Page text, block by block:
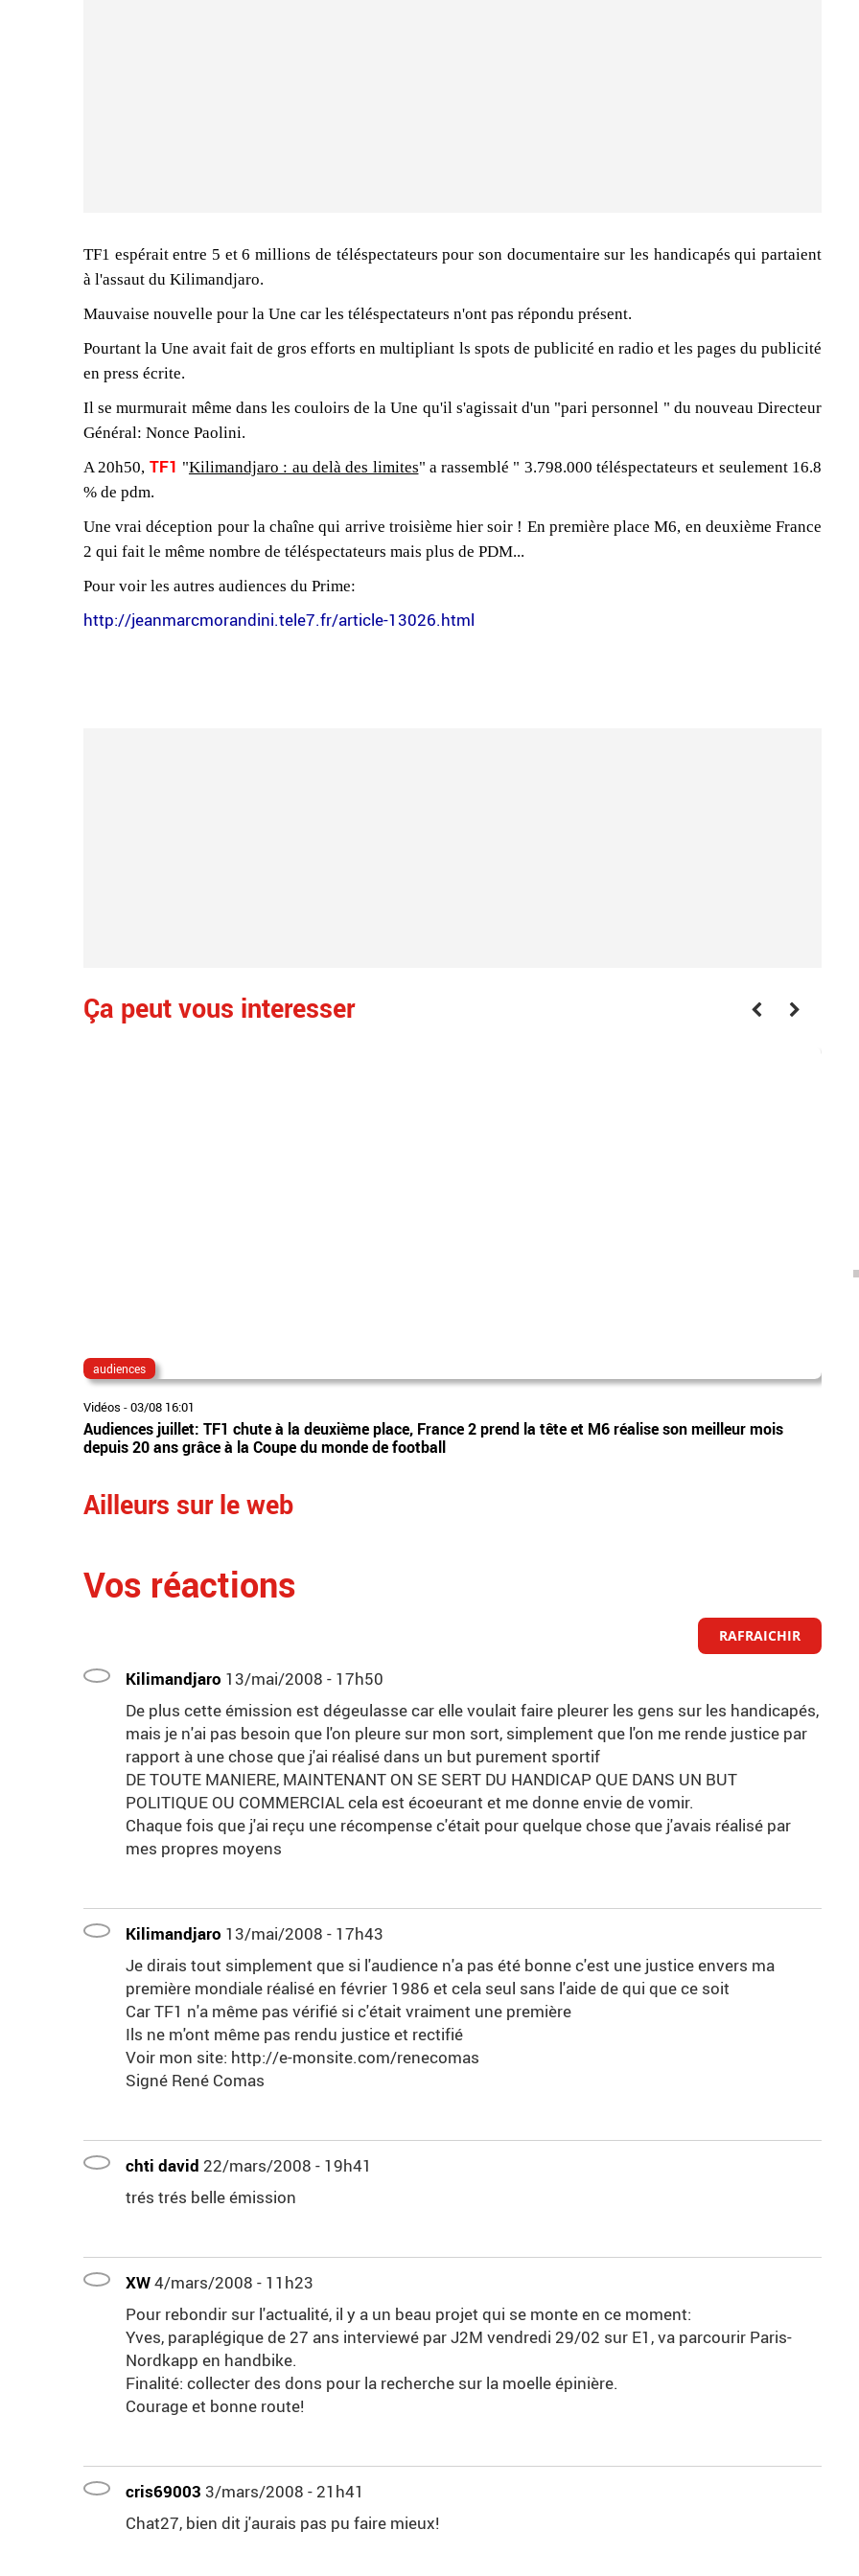
TF1 espérait entre 5 et 6 millions de téléspectateurs pour son documentaire sur les handicapés qui partaient
à l'assaut du Kilimandjaro.
Mauvaise nouvelle pour la Une car les téléspectateurs n'ont pas répondu présent.
Pourtant la Une avait fait de gros efforts en multipliant ls spots de publicité en radio et les pages du publicité
en press écrite.
Il se murmurait même dans les couloirs de la Une qu'il s'agissait d'un "pari personnel " du nouveau Directeur
Général: Nonce Paolini.
A 20h50, TF1 "Kilimandjaro : au delà des limites" a rassemblé " 3.798.000 téléspectateurs et seulement 16.8
% de pdm.
Une vrai déception pour la chaîne qui arrive troisième hier soir ! En première place M6, en deuxième France
2 qui fait le même nombre de téléspectateurs mais plus de PDM...
Pour voir les autres audiences du Prime:
http://jeanmarcmorandini.tele7.fr/article-13026.html
Ça peut vous interesser
audiences
Vidéos -03/08 16:01
Audiences juillet: TF1 chute à la deuxième place, France 2 prend la tête et M6 réalise son meilleur mois
depuis 20 ans grâce à la Coupe du monde de football
Ailleurs sur le web
Vos réactions
RAFRAICHIR
Kilimandjaro 13/mai/2008 - 17h50
De plus cette émission est dégeulasse car elle voulait faire pleurer les gens sur les handicapés,
mais je n'ai pas besoin que l'on pleure sur mon sort, simplement que l'on me rende justice par
rapport à une chose que j'ai réalisé dans un but purement sportif
DE TOUTE MANIERE, MAINTENANT ON SE SERT DU HANDICAP QUE DANS UN BUT
POLITIQUE OU COMMERCIAL cela est écoeurant et me donne envie de vomir.
Chaque fois que j'ai reçu une récompense c'était pour quelque chose que j'avais réalisé par
mes propres moyens
Kilimandjaro 13/mai/2008 - 17h43
Je dirais tout simplement que si l'audience n'a pas été bonne c'est une justice envers ma
première mondiale réalisé en février 1986 et cela seul sans l'aide de qui que ce soit
Car TF1 n'a même pas vérifié si c'était vraiment une première
Ils ne m'ont même pas rendu justice et rectifié
Voir mon site: http://e-monsite.com/renecomas
Signé René Comas
chti david 22/mars/2008 - 19h41
trés trés belle émission
XW4/mars/2008 - 11h23
Pour rebondir sur l'actualité, il y a un beau projet qui se monte en ce moment:
Yves, paraplégique de 27 ans interviewé par J2M vendredi 29/02 sur E1, va parcourir Paris-
Nordkapp en handbike.
Finalité: collecter des dons pour la recherche sur la moelle épinière.
Courage et bonne route!
cris69003 3/mars/2008 - 21h41
Chat27, bien dit j'aurais pas pu faire mieux!